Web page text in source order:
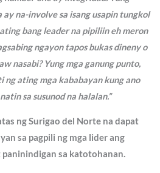
na-involve sa isang usapin tungkol
bang leader na pipiliin eh meron
ngayon tapos bukas dineny o
nasabi? Yung mga ganung punto,
ng ating mga kababayan kung ano
sa susunod na halalan.”
ng Surigao del Norte na dapat
sa pagpili ng mga lider ang
sa katotohanan.